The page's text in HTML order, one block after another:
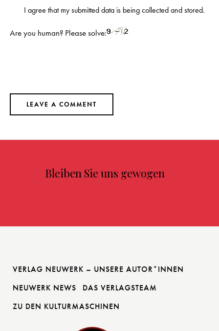
I agree that my submitted data is beingcollected and stored.
Are you human? Please solve:
Bleiben Sie uns gewogen
VERLAG NEUWERK – UNSERE AUTOR*INNEN
NEUWERK NEWS
DAS VERLAGSTEAM
ZU DEN KULTURMASCHINEN